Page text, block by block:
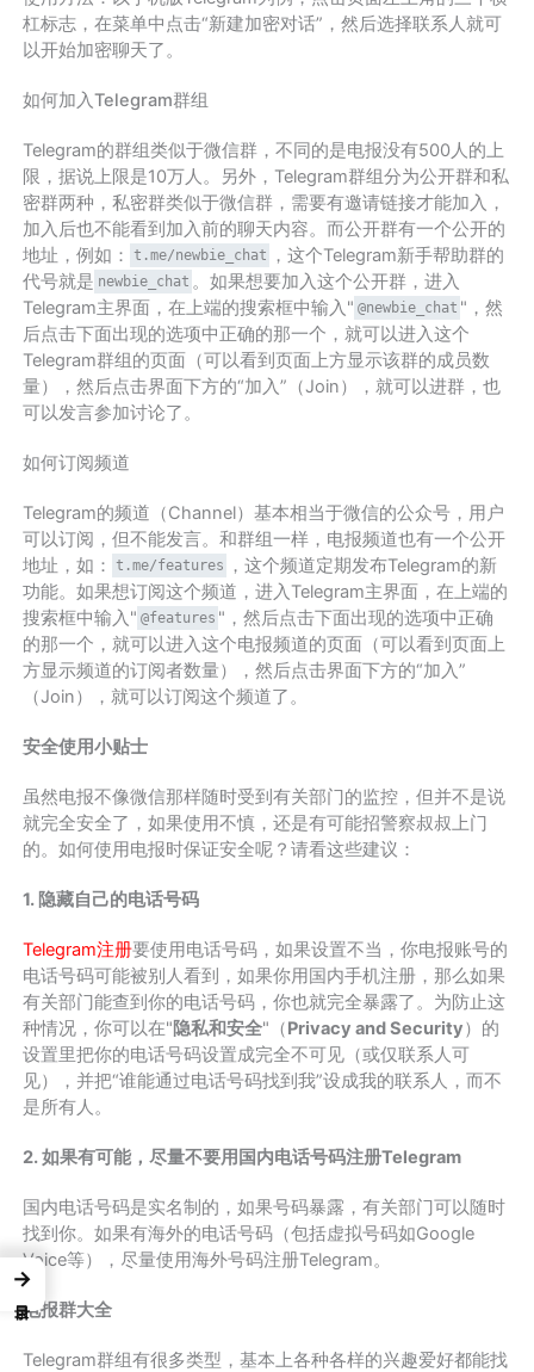
杠标志，在菜单中点击“新建加密对话”，然后选择联系人就可
以开始加密聊天了。
如何加入Telegram群组
Telegram的群组类似于微信群，不同的是电报没有500人的上
限，据说上限是10万人。另外，Telegram群组分为公开群和私
密群两种，私密群类似于微信群，需要有邀请链接才能加入，
加入后也不能看到加入前的聊天内容。而公开群有一个公开的
地址，例如： t.me/newbie_chat ，这个Telegram新手帮助群的
代号就是 newbie_chat 。如果想要加入这个公开群，进入
Telegram主界面，在上端的搜索框中输入" @newbie_chat "，然
后点击下面出现的选项中正确的那一个，就可以进入这个
Telegram群组的页面（可以看到页面上方显示该群的成员数
量），然后点击界面下方的“加入”（Join），就可以进群，也
可以发言参加讨论了。
如何订阅频道
Telegram的频道（Channel）基本相当于微信的公众号，用户
可以订阅，但不能发言。和群组一样，电报频道也有一个公开
地址，如： t.me/features ，这个频道定期发布Telegram的新
功能。如果想订阅这个频道，进入Telegram主界面，在上端的
搜索框中输入" @features "，然后点击下面出现的选项中正确
的那一个，就可以进入这个电报频道的页面（可以看到页面上
方显示频道的订阅者数量），然后点击界面下方的“加入”
（Join），就可以订阅这个频道了。
安全使用小贴士
虽然电报不像微信那样随时受到有关部门的监控，但并不是说
就完全安全了，如果使用不慎，还是有可能招警察叔叔上门
的。如何使用电报时保证安全呢？请看这些建议：
1. 隐藏自己的电话号码
Telegram注册要使用电话号码，如果设置不当，你电报账号的
电话号码可能被别人看到，如果你用国内手机注册，那么如果
有关部门能查到你的电话号码，你也就完全暴露了。为防止这
种情况，你可以在"隐私和安全"（Privacy and Security）的
设置里把你的电话号码设置成完全不可见（或仅联系人可
见），并把“谁能通过电话号码找到我”设成我的联系人，而不
是所有人。
2. 如果有可能，尽量不要用国内电话号码注册Telegram
国内电话号码是实名制的，如果号码暴露，有关部门可以随时
找到你。如果有海外的电话号码（包括虚拟号码如Google
Voice等），尽量使用海外号码注册Telegram。
电报群大全
Telegram群组有很多类型，基本上各种各样的兴趣爱好都能找
→